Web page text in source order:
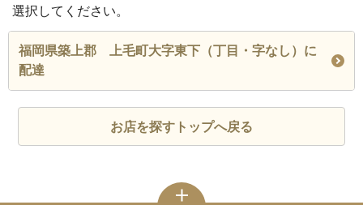
選択してください。
福岡県築上郡 上毛町大字東下（丁目・字なし）に
配達
お店を探すトップへ戻る